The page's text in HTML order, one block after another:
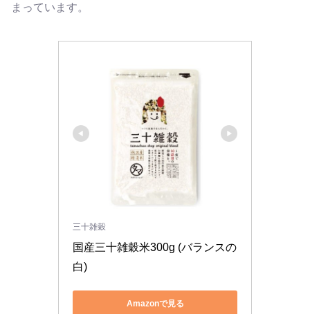
まっています。
三十雑穀
国産三十雑穀米300g (バランスの
白)
Amazonで見る